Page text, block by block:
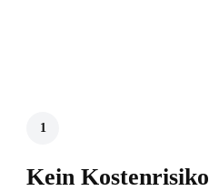
1
Kein Kostenrisiko